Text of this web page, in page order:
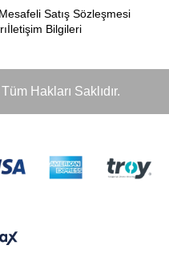
Mesafeli Satış Sözleşmesi
İletişim Bilgileri
Hakları Saklıdır.